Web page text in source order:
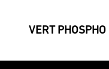
VERT PHOSPHO